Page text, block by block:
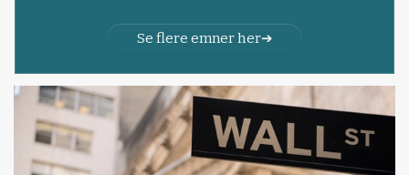
Se flere emner her